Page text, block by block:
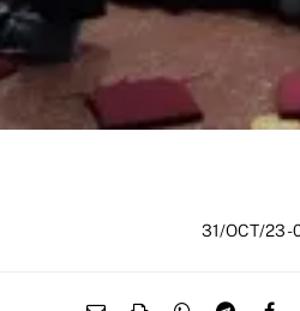
31/OCT/23-